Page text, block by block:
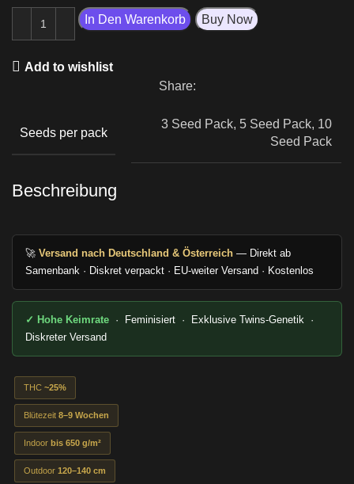
In Den Warenkorb Buy Now
Add to wishlist
Share:
Seeds per pack
3 Seed Pack, 5 Seed Pack, 10
Seed Pack
Beschreibung
🚀 Versand nach Deutschland & Österreich — Direkt ab
Samenbank · Diskret verpackt · EU-weiter Versand · Kostenlos
✓ Hohe Keimrate · Feminisiert · Exklusive Twins-Genetik ·
Diskreter Versand
THC ~25%
Blütezeit 8–9 Wochen
Indoor bis 650 g/m²
Outdoor 120–140 cm